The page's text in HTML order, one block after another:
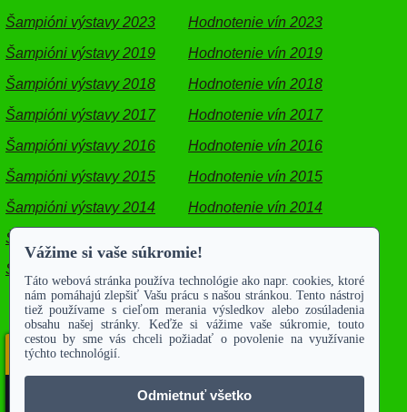
Šampióni výstavy 2023
Hodnotenie vín 2023
Šampióni výstavy 2019
Hodnotenie vín 2019
Šampióni výstavy 2018
Hodnotenie vín 2018
Šampióni výstavy 2017
Hodnotenie vín 2017
Šampióni výstavy 2016
Hodnotenie vín 2016
Šampióni výstavy 2015
Hodnotenie vín 2015
Šampióni výstavy 2014
Hodnotenie vín 2014
Šampióni výstavy 2013
Šampióni výstavy 2012
Vyhľadávanie